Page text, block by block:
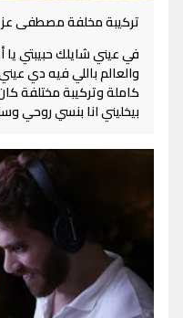
تركيبة مخلفة مصطفى عز
في عيني شايلك حبيبتي يا
والعالم باللي فيه دي
كاملة وتركيبة مختلفة
بيخليني انا بنسي روحي